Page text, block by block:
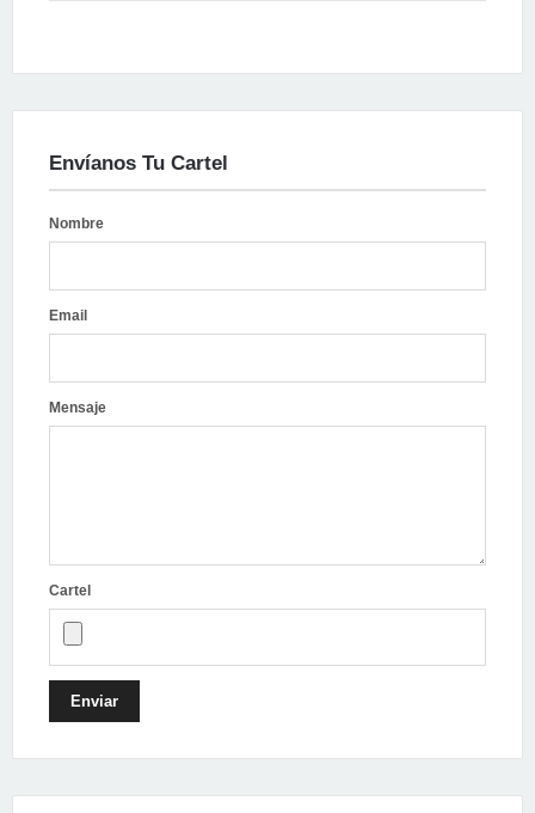
Envíanos Tu Cartel
Nombre
Email
Mensaje
Cartel
Enviar